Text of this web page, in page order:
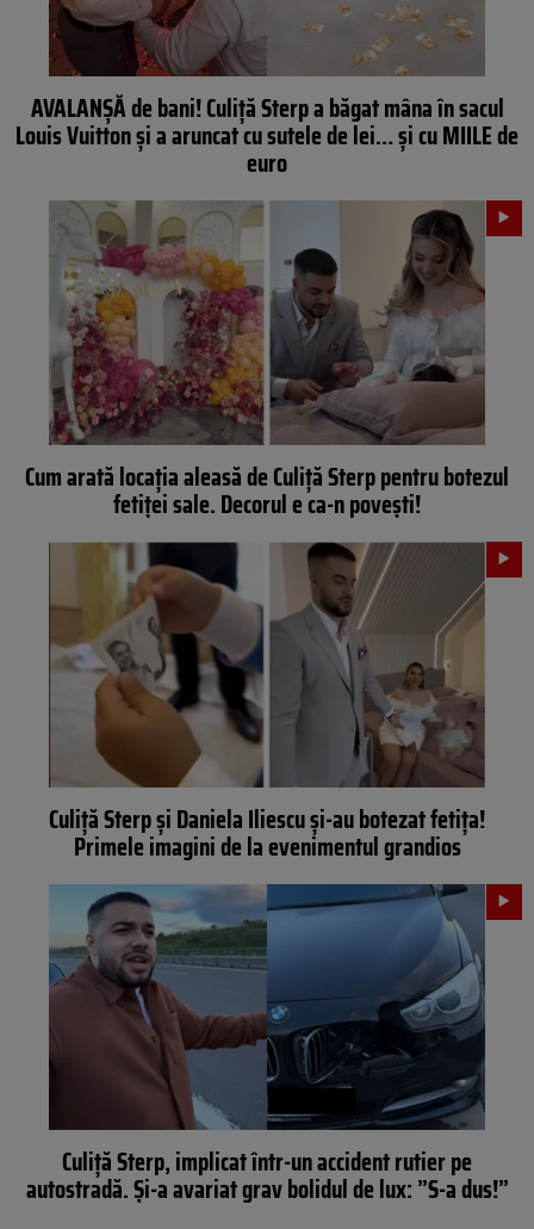
AVALANȘĂ de bani! Culiță Sterp a băgat mâna în sacul
Louis Vuitton și a aruncat cu sutele de lei… și cu MIILE de
euro
Cum arată locația aleasă de Culiță Sterp pentru botezul
fetiței sale. Decorul e ca-n povești!
Culiță Sterp și Daniela Iliescu și-au botezat fetița!
Primele imagini de la evenimentul grandios
Culiță Sterp, implicat într-un accident rutier pe
autostradă. Și-a avariat grav bolidul de lux: ”S-a dus!”